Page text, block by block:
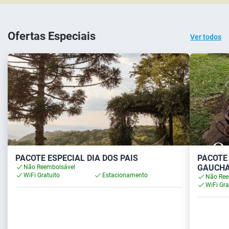
Ofertas Especiais Ver todos
PACOTE ESPECIAL DIA DOS PAIS
Não Reembolsável
WiFi Gratuito
Estacionamento
Não
WiFi